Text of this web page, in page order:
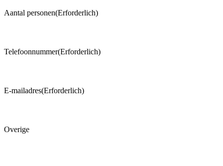
Aantal personen(Erforderlich)
Telefoonnummer(Erforderlich)
E-mailadres(Erforderlich)
Overige